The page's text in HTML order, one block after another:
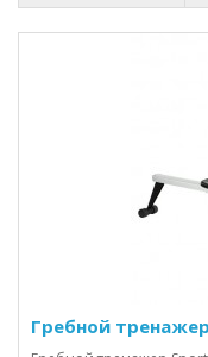
Гребной